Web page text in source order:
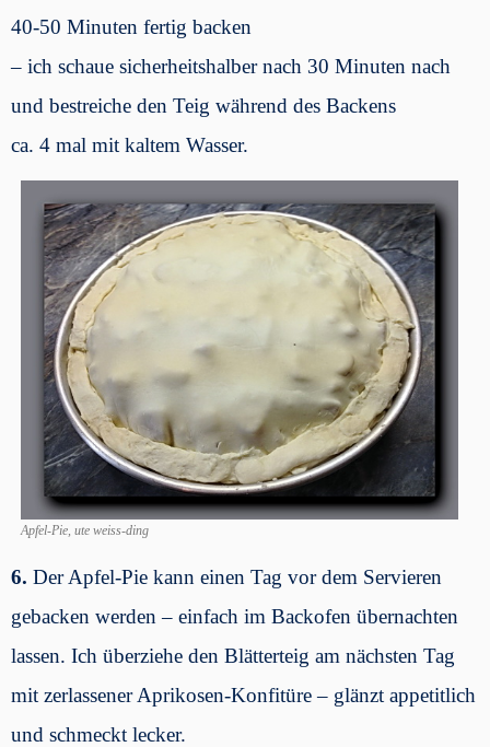
40-50 Minuten fertig backen
– ich schaue sicherheitshalber nach 30 Minuten nach
und bestreiche den Teig während des Backens
ca. 4 mal mit kaltem Wasser.
Apfel-Pie, ute weiss-ding
6. Der Apfel-Pie kann einen Tag vor dem Servieren
gebacken werden – einfach im Backofen übernachten
lassen. Ich überziehe den Blätterteig am nächsten Tag
mit zerlassener Aprikosen-Konfitüre – glänzt appetitlich
und schmeckt lecker.